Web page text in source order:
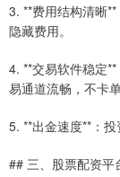
3. **费用结构清晰
隐藏费用。
4. **交易软件稳定
易通道流畅，不卡单
5. **出金速度**：
## 三、股票配资平